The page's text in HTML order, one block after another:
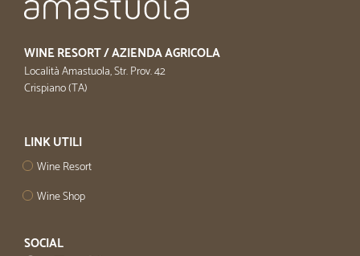
WINE RESORT / AZIENDA AGRICOLA
Località Amastuola, Str. Prov. 42
Crispiano (TA)
LINK UTILI
Wine Resort
Wine Shop
SOCIAL